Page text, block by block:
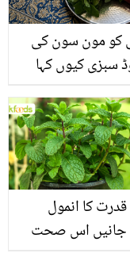
کو مون سون کی
سبزی کیوں کہا
اینٹی آکسیڈنٹس
اس سبزی کے
کا انمول
جانیں اس صحت